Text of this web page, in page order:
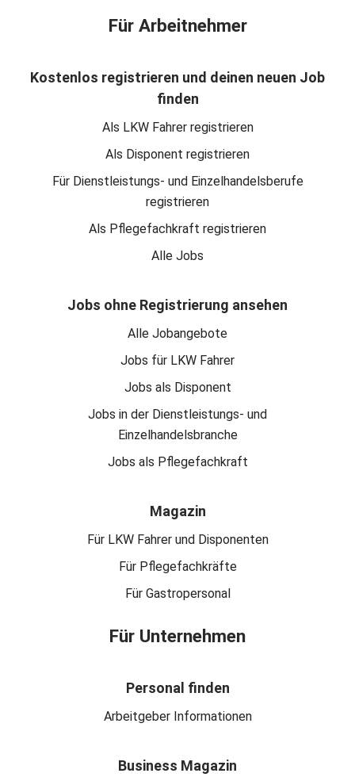
Für Arbeitnehmer
Kostenlos registrieren und deinen neuen Job
finden
Als LKW Fahrer registrieren
Als Disponent registrieren
Für Dienstleistungs- und Einzelhandelsberufe
registrieren
Als Pflegefachkraft registrieren
Alle Jobs
Jobs ohne Registrierung ansehen
Alle Jobangebote
Jobs für LKW Fahrer
Jobs als Disponent
Jobs in der Dienstleistungs- und
Einzelhandelsbranche
Jobs als Pflegefachkraft
Magazin
Für LKW Fahrer und Disponenten
Für Pflegefachkräfte
Für Gastropersonal
Für Unternehmen
Personal finden
Arbeitgeber Informationen
Business Magazin